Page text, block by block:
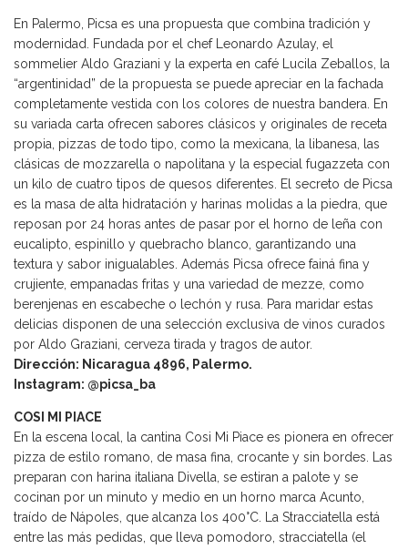
En Palermo, Picsa es una propuesta que combina tradición y
modernidad. Fundada por el chef Leonardo Azulay, el
sommelier Aldo Graziani y la experta en café Lucila Zeballos, la
“argentinidad” de la propuesta se puede apreciar en la fachada
completamente vestida con los colores de nuestra bandera. En
su variada carta ofrecen sabores clásicos y originales de receta
propia, pizzas de todo tipo, como la mexicana, la libanesa, las
clásicas de mozzarella o napolitana y la especial fugazzeta con
un kilo de cuatro tipos de quesos diferentes. El secreto de Picsa
es la masa de alta hidratación y harinas molidas a la piedra, que
reposan por 24 horas antes de pasar por el horno de leña con
eucalipto, espinillo y quebracho blanco, garantizando una
textura y sabor inigualables. Además Picsa ofrece fainá fina y
crujiente, empanadas fritas y una variedad de mezze, como
berenjenas en escabeche o lechón y rusa. Para maridar estas
delicias disponen de una selección exclusiva de vinos curados
por Aldo Graziani, cerveza tirada y tragos de autor.
Dirección: Nicaragua 4896, Palermo.
Instagram: @picsa_ba
COSI MI PIACE
En la escena local, la cantina Cosi Mi Piace es pionera en ofrecer
pizza de estilo romano, de masa fina, crocante y sin bordes. Las
preparan con harina italiana Divella, se estiran a palote y se
cocinan por un minuto y medio en un horno marca Acunto,
traído de Nápoles, que alcanza los 400°C. La Stracciatella está
entre las más pedidas, que lleva pomodoro, stracciatella (el